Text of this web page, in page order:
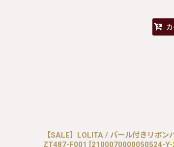
【SALE】LOLITA / パール付きリボン
ZT487-F001 [2100070000050524-Y-